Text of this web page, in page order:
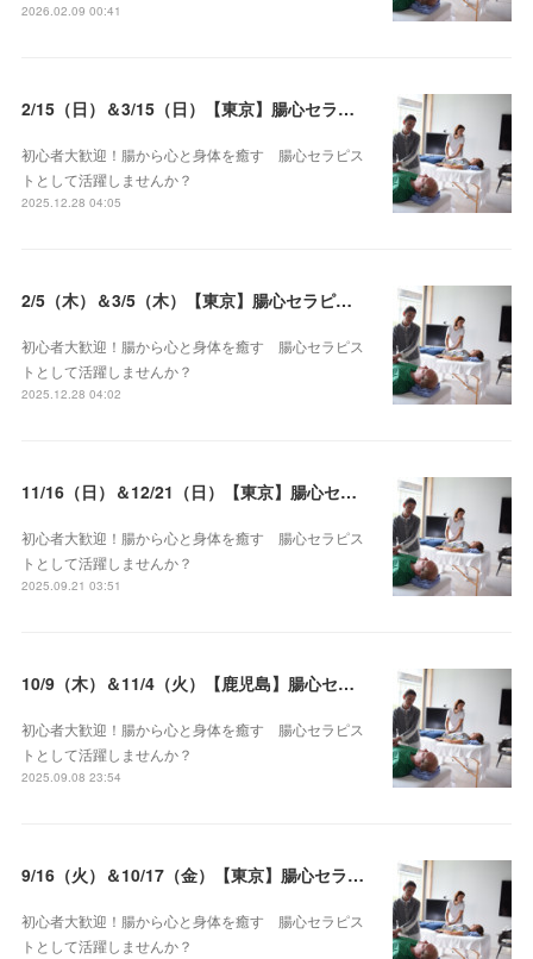
2026.02.09 00:41
2/15（日）＆3/15（日）【東京】腸心セラピスト養成コース《２日間コース》開講決定
初心者大歓迎！腸から心と身体を癒す 腸心セラピス
トとして活躍しませんか？
2025.12.28 04:05
2/5（木）＆3/5（木）【東京】腸心セラピスト養成コース《２日間コース》開講決定
初心者大歓迎！腸から心と身体を癒す 腸心セラピス
トとして活躍しませんか？
2025.12.28 04:02
11/16（日）＆12/21（日）【東京】腸心セラピスト養成コース《２日間コース》開講決定
初心者大歓迎！腸から心と身体を癒す 腸心セラピス
トとして活躍しませんか？
2025.09.21 03:51
10/9（木）＆11/4（火）【鹿児島】腸心セラピスト養成コース《２日間コース》開講決定
初心者大歓迎！腸から心と身体を癒す 腸心セラピス
トとして活躍しませんか？
2025.09.08 23:54
9/16（火）＆10/17（金）【東京】腸心セラピスト養成コース《２日間コース》開講決定
初心者大歓迎！腸から心と身体を癒す 腸心セラピス
トとして活躍しませんか？